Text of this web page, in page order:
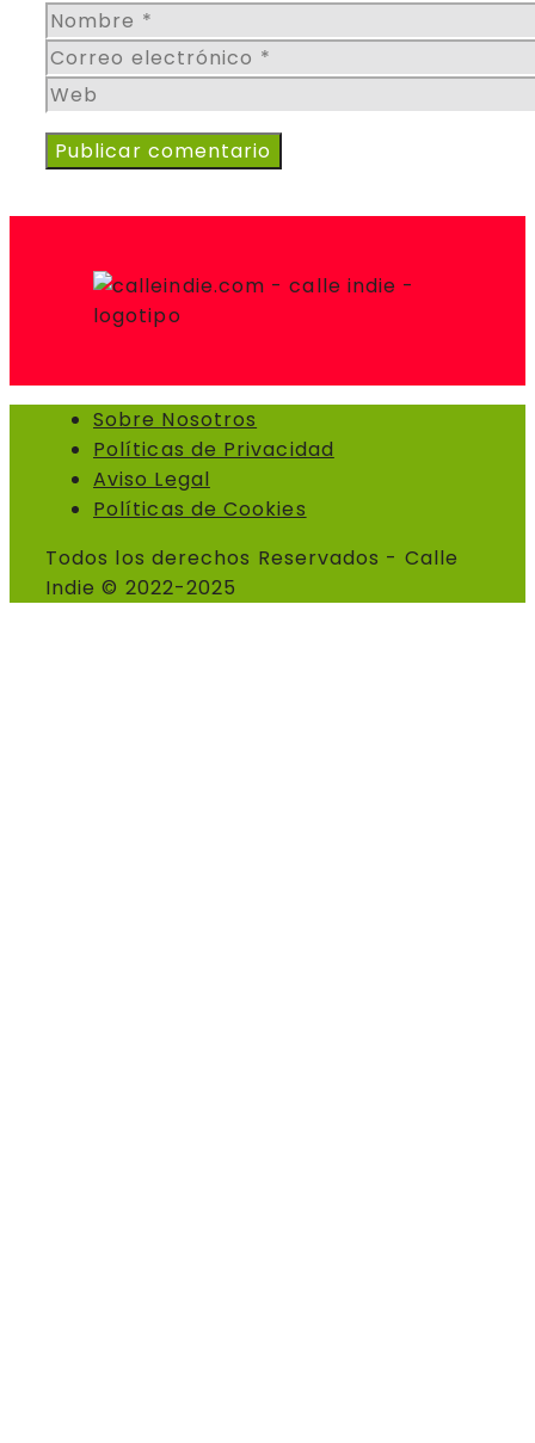
Nombre
Correo
electrónico
Web
Sobre Nosotros
Políticas de Privacidad
Aviso Legal
Políticas de Cookies
Todos los derechos Reservados - Calle
Indie © 2022-2025